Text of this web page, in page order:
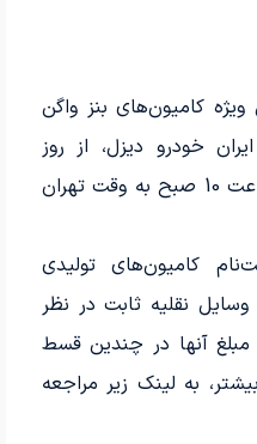
کامیون‌های بنز واگن
خودرو دیزل، از روز
یکشنبه، 23 شهریور 1404، ساعت 10 صبح به وقت تهران
کامیون‌های تولیدی
وسایل نقلیه ثابت در نظر
آنها در چندین قسط
به لینک زیر مراجعه